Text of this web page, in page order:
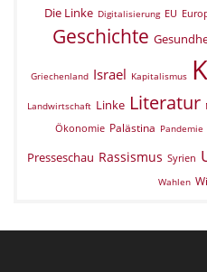
Die Linke Digitalisierung EU
Geschichte
Griechenland Israel Kapitalismus
Landwirtschaft Linke Literatur
Ökonomie Palästina Pandemie
Presseschau Rassismus Syrien
Wahlen